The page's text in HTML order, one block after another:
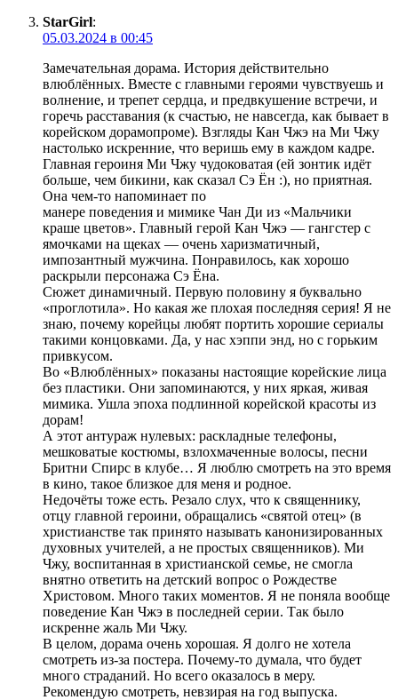
StarGirl:
05.03.2024 в 00:45
Замечательная дорама. История действительно
влюблённых. Вместе с главными героями чувствуешь и
волнение, и трепет сердца, и предвкушение встречи, и
горечь расставания (к счастью, не навсегда, как бывает в
корейском дорамопроме). Взгляды Кан Чжэ на Ми Чжу
настолько искренние, что веришь ему в каждом кадре.
Главная героиня Ми Чжу чудоковатая (ей зонтик идёт
больше, чем бикини, как сказал Сэ Ён :), но приятная.
Она чем-то напоминает по
манере поведения и мимике Чан Ди из «Мальчики
краше цветов». Главный герой Кан Чжэ — гангстер с
ямочками на щеках — очень харизматичный,
импозантный мужчина. Понравилось, как хорошо
раскрыли персонажа Сэ Ёна.
Сюжет динамичный. Первую половину я буквально
«проглотила». Но какая же плохая последняя серия! Я не
знаю, почему корейцы любят портить хорошие сериалы
такими концовками. Да, у нас хэппи энд, но с горьким
привкусом.
Во «Влюблённых» показаны настоящие корейские лица
без пластики. Они запоминаются, у них яркая, живая
мимика. Ушла эпоха подлинной корейской красоты из
дорам!
А этот антураж нулевых: раскладные телефоны,
мешковатые костюмы, взлохмаченные волосы, песни
Бритни Спирс в клубе… Я люблю смотреть на это время
в кино, такое близкое для меня и родное.
Недочёты тоже есть. Резало слух, что к священнику,
отцу главной героини, обращались «святой отец» (в
христианстве так принято называть канонизированных
духовных учителей, а не простых священников). Ми
Чжу, воспитанная в христианской семье, не смогла
внятно ответить на детский вопрос о Рождестве
Христовом. Много таких моментов. Я не поняла вообще
поведение Кан Чжэ в последней серии. Так было
искренне жаль Ми Чжу.
В целом, дорама очень хорошая. Я долго не хотела
смотреть из-за постера. Почему-то думала, что будет
много страданий. Но всего оказалось в меру.
Рекомендую смотреть, невзирая на год выпуска.